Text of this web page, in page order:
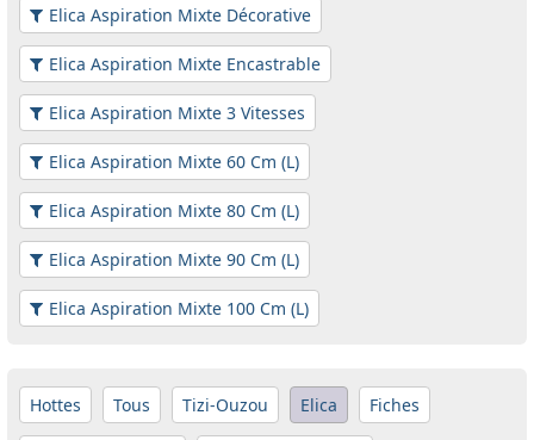
Elica Aspiration Mixte Décorative
Elica Aspiration Mixte Encastrable
Elica Aspiration Mixte 3 Vitesses
Elica Aspiration Mixte 60 Cm (L)
Elica Aspiration Mixte 80 Cm (L)
Elica Aspiration Mixte 90 Cm (L)
Elica Aspiration Mixte 100 Cm (L)
Hottes Tous Tizi-Ouzou Elica Fiches